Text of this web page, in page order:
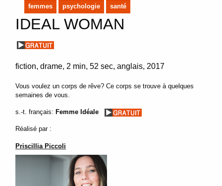
femmes psychologie santé
IDEAL WOMAN
fiction drame 2 min 52 sec anglais 2017
Vous voulez un corps de rêve? Ce corps se trouve à quelques
semaines de vous.
s.-t. français: Femme Idéale
Réalisé par :
Priscillia Piccoli